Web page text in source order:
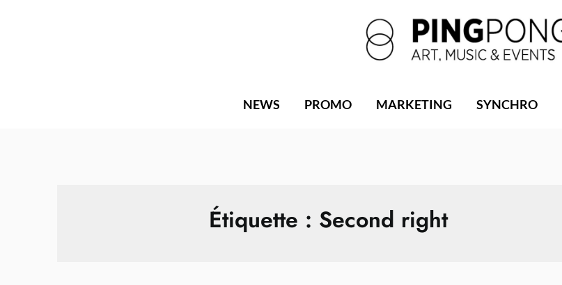
NEWS PROMO MARKETING SYNCHRO
Étiquette : Second right